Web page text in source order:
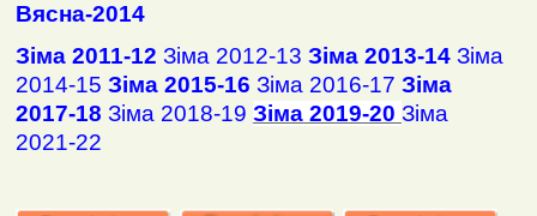
Вясна-2014
Зіма 2011-12 Зіма 2012-13 Зіма 2013-14 Зіма
2014-15 Зіма 2015-16 Зіма 2016-17 Зіма
2017-18 Зіма 2018-19 Зіма 2019-20 Зіма
2021-22